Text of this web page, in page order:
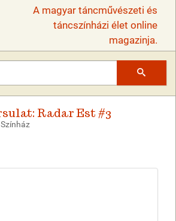
A magyar táncművészeti és
táncszínházi élet online
magazinja.
Radar Est #3